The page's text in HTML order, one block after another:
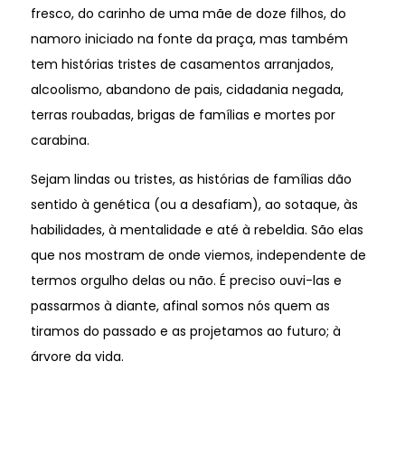
fresco, do carinho de uma mãe de doze filhos, do
namoro iniciado na fonte da praça, mas também
tem histórias tristes de casamentos arranjados,
alcoolismo, abandono de pais, cidadania negada,
terras roubadas, brigas de famílias e mortes por
carabina.
Sejam lindas ou tristes, as histórias de famílias dão
sentido à genética (ou a desafiam), ao sotaque, às
habilidades, à mentalidade e até à rebeldia. São elas
que nos mostram de onde viemos, independente de
termos orgulho delas ou não. É preciso ouvi-las e
passarmos à diante, afinal somos nós quem as
tiramos do passado e as projetamos ao futuro; à
árvore da vida.